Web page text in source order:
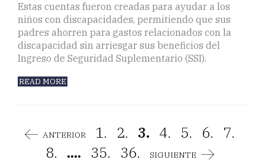
Estas cuentas fueron creadas para ayudar a los
niños con discapacidades, permitiendo que sus
padres ahorren para gastos relacionados con la
discapacidad sin arriesgar sus beneficios del
Ingreso de Seguridad Suplementario (SSI).
READ MORE
ANTERIOR 1. 2. 3. 4. 5. 6.
7.
8. .... 35. 36. SIGUIENTE